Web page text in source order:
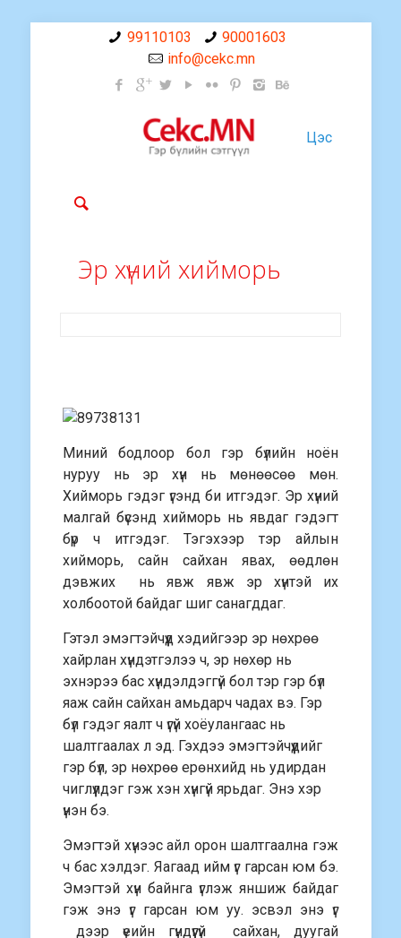
99110103
90001603
info@cekc.mn
Цэс
Эр хүний хийморь
Миний бодлоор бол гэр бүлийн ноён
нуруу нь эр хүн нь мөнөөсөө мөн.
Хийморь гэдэг үгэнд би итгэдэг. Эр хүний
малгай бүсэнд хийморь нь явдаг гэдэгт
бүр ч итгэдэг. Тэгэхээр тэр айлын
хийморь, сайн сайхан явах, өөдлөн
дэвжих нь явж явж эр хүнтэй их
холбоотой байдаг шиг санагддаг.
Гэтэл эмэгтэйчүүд хэдийгээр эр нөхрөө
хайрлан хүндэтгэлээ ч, эр нөхөр нь
эхнэрээ бас хүндэлдэггүй бол тэр гэр бүл
яаж сайн сайхан амьдарч чадах вэ. Гэр
бүл гэдэг яалт ч үгүй хоёулангаас нь
шалтгаалах л эд. Гэхдээ эмэгтэйчүүдийг
гэр бүл, эр нөхрөө ерөнхийд нь удирдан
чиглүүлдэг гэж хэн хүнгүй ярьдаг. Энэ хэр
үнэн бэ.
Эмэгтэй хүнээс айл орон шалтгаална гэж
ч бас хэлдэг. Яагаад ийм үг гарсан юм бэ.
Эмэгтэй хүн байнга үглэж яншиж байдаг
гэж энэ үг гарсан юм уу. эсвэл энэ үг
дээр үеийн гүндүүгүй сайхан, дуугай